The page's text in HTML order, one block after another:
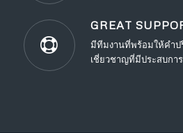
GREAT
มีทีมงานที่พร้อมให้คำป
เชี่ยวชาญที่มีประสบกา